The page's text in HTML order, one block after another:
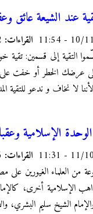
عند الشيعة عائق
10/11/ القراءات:
التقية إلى قسمين:
الخطر أو خفت على
لا نخاف و ندعو للتقية
الإسلامية
11/10/ القراءات:
من العلماء الغيورين على
الإسلامية أخرى،
الشيخ سليم البشري،